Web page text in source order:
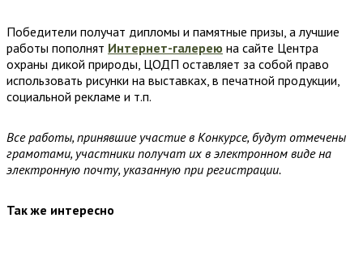
Победители получат дипломы и памятные призы, а лучшие
работы пополнят Интернет-галерею на сайте Центра
охраны дикой природы, ЦОДП оставляет за собой право
использовать рисунки на выставках, в печатной продукции,
социальной рекламе и т.п.
Все работы, принявшие участие в Конкурсе, будут отмечены
грамотами, участники получат их в электронном виде на
электронную почту, указанную при регистрации.
Так же интересно